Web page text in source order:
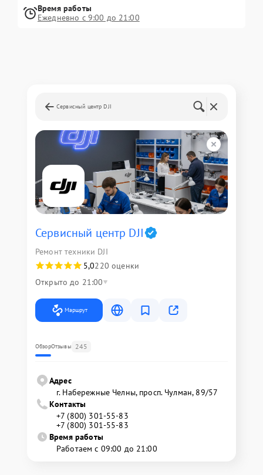
Время работы
Ежедневно с 9:00 до 21:00
Сервисный центр DJI
Сервисный центр DJI
Ремонт техники DJI
5,0220 оценки
Открыто до 21:00
Маршрут
ОбзорОтзывы 245
Адрес
г. Набережные Челны, просп. Чулман, 89/57
Контакты
+7 (800) 301-55-83
+7 (800) 301-55-83
Время работы
Работаем с 09:00 до 21:00